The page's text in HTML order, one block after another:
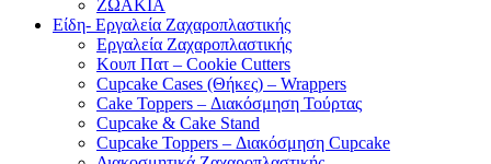
ΖΩΑΚΙΑ
Είδη- Εργαλεία Ζαχαροπλαστικής
Εργαλεία Ζαχαροπλαστικής
Κουπ Πατ – Cookie Cutters
Cupcake Cases (Θήκες) – Wrappers
Cake Toppers – Διακόσμηση Τούρτας
Cupcake & Cake Stand
Cupcake Toppers – Διακόσμηση Cupcake